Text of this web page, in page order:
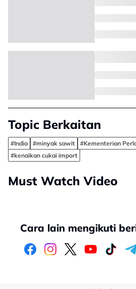
Topic Berkaitan
#India #minyak sawit
#Kementerian
#kenaikan cukai import
Must Watch Video
Cara lain mengikuti